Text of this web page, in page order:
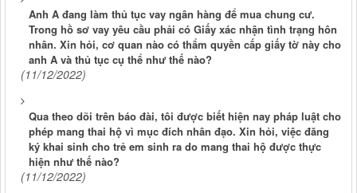
Anh A đang làm thủ tục vay ngân hàng để mua chung cư.
Trong hồ sơ vay yêu cầu phải có Giấy xác nhận tình trạng hôn
nhân. Xin hỏi, cơ quan nào có thẩm quyền cấp giấy tờ này cho
anh A và thủ tục cụ thể như thế nào?
(11/12/2022)
Qua theo dõi trên báo đài, tôi được biết hiện nay pháp luật cho
phép mang thai hộ vì mục đích nhân đạo. Xin hỏi, việc đăng
ký khai sinh cho trẻ em sinh ra do mang thai hộ được thực
hiện như thế nào?
(11/12/2022)